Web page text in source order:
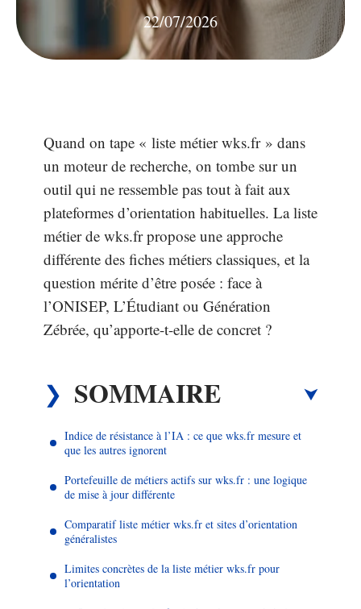
22/07/2026
Quand on tape « liste métier wks.fr » dans
un moteur de recherche, on tombe sur un
outil qui ne ressemble pas tout à fait aux
plateformes d’orientation habituelles. La liste
métier de wks.fr propose une approche
différente des fiches métiers classiques, et la
question mérite d’être posée : face à
l’ONISEP, L’Étudiant ou Génération
Zébrée, qu’apporte-t-elle de concret ?
SOMMAIRE
Indice de résistance à l’IA : ce que wks.fr mesure et
que les autres ignorent
Portefeuille de métiers actifs sur wks.fr : une logique
de mise à jour différente
Comparatif liste métier wks.fr et sites d’orientation
généralistes
Limites concrètes de la liste métier wks.fr pour
l’orientation